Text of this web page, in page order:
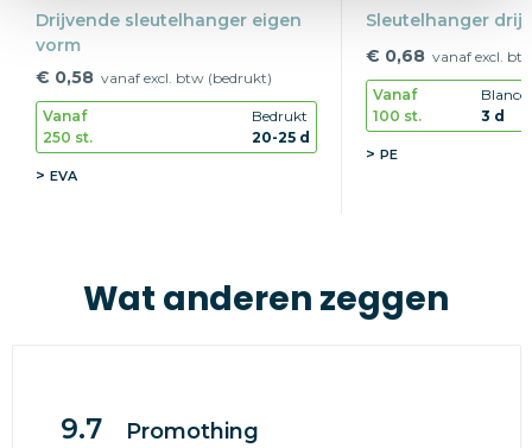
Drijvende sleutelhanger eigen
vorm
€ 0,58 vanaf excl. btw (bedrukt)
Vanaf
250 st.
Bedrukt
20-25 d
EVA
Sleutelhanger
€ 0,68 vanaf excl.
Vanaf
100 st.
Blanco
3 d
PE
Wat anderen zeggen
9.7 Promothing